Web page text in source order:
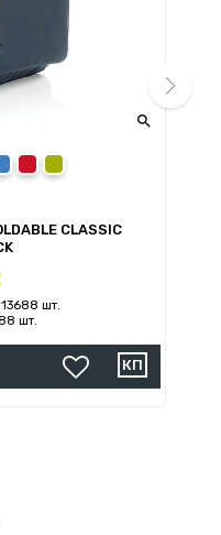

CLASSIC
шт.
шт.